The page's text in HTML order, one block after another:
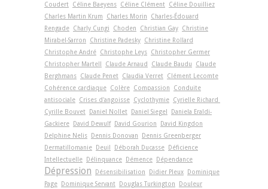
Coudert Céline Baeyens Céline Clément Céline Douilliez
Charles Martin Krum
Charles Morin
Charles-Édouard
Rengade Charly Cungi Choden Christian Gay Christine
Mirabel-Sarron
Christine Padesky Christine Rollard
Christophe André Christophe Leys Christopher Germer
Christopher Martell
Claude Arnaud Claude Baudu
Claude
Berghmans Claude Penet Claudia Verret Clément Lecomte
Cohérence cardiaque Colère Compassion
Conduite
antisociale Crises d'angoisse Cyclothymie Cyrielle Richard
Cyrille Bouvet
Daniel Nollet Daniel Siegel
Daniela Eraldi-
Gackiere
David Dewulf David Gourion
David Kingdon
Delphine Nelis
Dennis Donovan
Dennis Greenberger
Dermatillomanie
Deuil Déborah Ducasse
Déficience
Intellectuelle
Délinquance Démence Dépendance
Dépression Désensibilisation Didier Pleux
Dominique
Page
Dominique Servant Douglas Turkington
Douleur